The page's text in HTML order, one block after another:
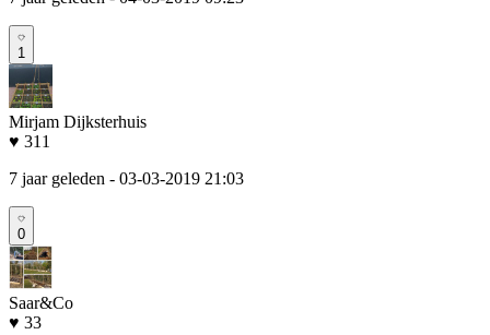
1
Mirjam Dijksterhuis
♥ 311
7 jaar geleden - 03-03-2019 21:03
0
Saar&Co
♥ 33